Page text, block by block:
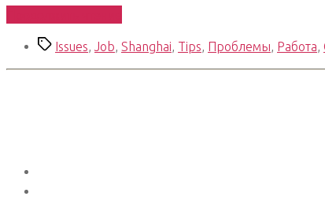
подработки
в
МеткиIssues, Job, Shanghai, Tips, Проблемы, Работа,